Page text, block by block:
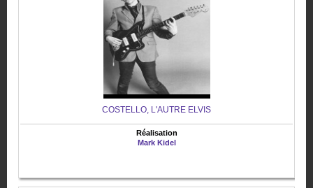
COSTELLO, L'AUTRE ELVIS
Réalisation
Mark Kidel